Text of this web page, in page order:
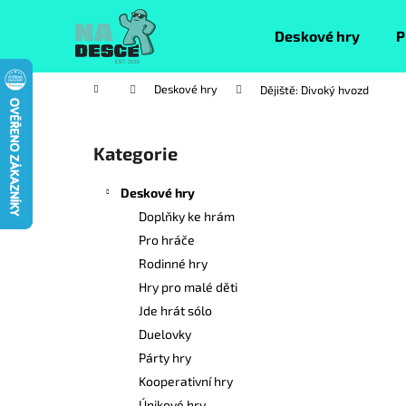
Deskové hry
Domů Deskové hry Dějiště: Divoký hvozd
Přeskočit
kategorie
Kategorie
Deskové hry
Doplňky ke hrám
Pro hráče
Rodinné hry
Hry pro malé děti
Jde hrát sólo
Duelovky
Párty hry
Kooperativní hry
š
í
k
Zpět
do
Zpět
do